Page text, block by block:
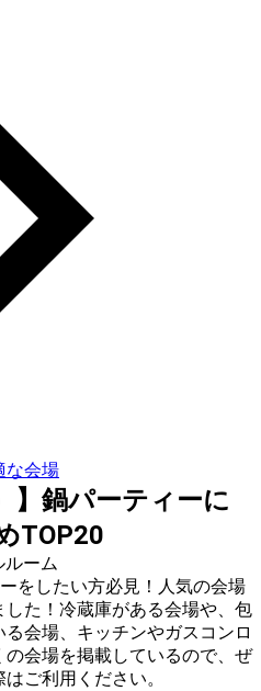
な会場
】鍋パーティーに
TOP20
ルーム
をしたい方必見！人気の会場
た！冷蔵庫がある会場や、包
会場、キッチンやガスコンロ
会場を掲載しているので、ぜ
ご利用ください。